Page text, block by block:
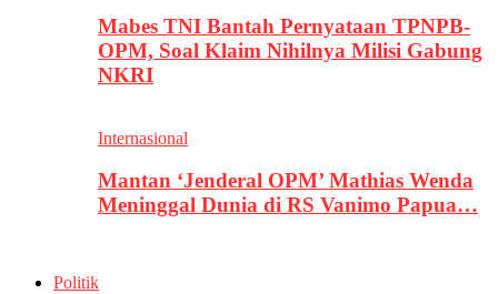
Mabes TNI Bantah Pernyataan TPNPB-
OPM, Soal Klaim Nihilnya Milisi Gabung
NKRI
Internasional
Mantan ‘Jenderal OPM’ Mathias Wenda
Meninggal Dunia di RS Vanimo Papua…
Politik